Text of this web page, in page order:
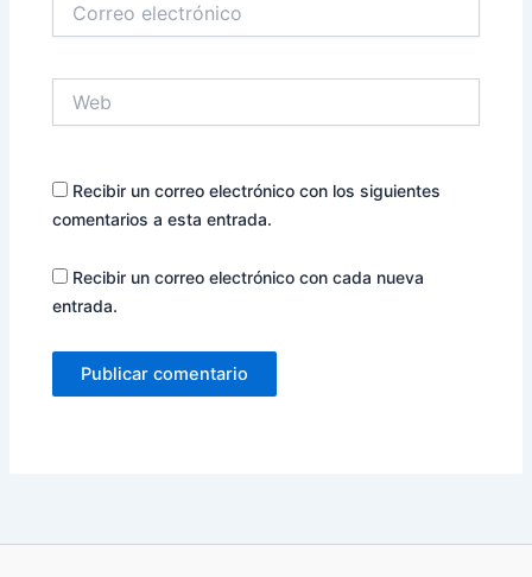
electrónico
Recibir un correo electrónico con los siguientes
comentarios a esta entrada.
Recibir un correo electrónico con cada nueva
entrada.